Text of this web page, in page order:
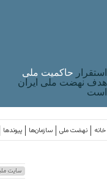
استقرار حاکميت ملی
هدف نهضت ملی ایران
است
پیوندها سازمان‌ها نهضت ملی خانه
سایت